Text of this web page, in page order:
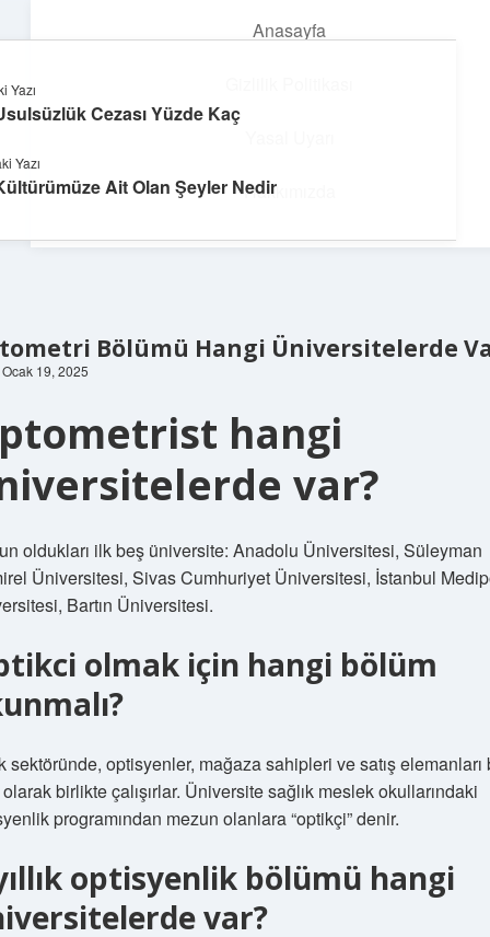
Anasayfa
Hakkımızda
Süper Bilgi Durağı
Bölümü Hangi Üniversitelerde
19, 2025
hangi
var?
oldukları ilk beş üniversite: Anadolu Üniversitesi, Süleyman
Üniversitesi, Sivas Cumhuriyet Üniversitesi, İstanbul
Bartın Üniversitesi.
olmak için hangi bölüm
sektöründe, optisyenler, mağaza sahipleri ve satış elemanları
birlikte çalışırlar. Üniversite sağlık meslek okullarındaki
programından mezun olanlara “optikçi” denir.
optisyenlik bölümü hangi
var?
Yazı
Cezası Yüzde Kaç
Yazı
Ait Olan Şeyler Nedir